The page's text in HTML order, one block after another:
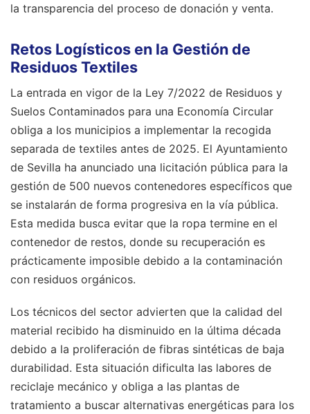
la transparencia del proceso de donación y venta.
Retos Logísticos en la Gestión de
Residuos Textiles
La entrada en vigor de la Ley 7/2022 de Residuos y
Suelos Contaminados para una Economía Circular
obliga a los municipios a implementar la recogida
separada de textiles antes de 2025. El Ayuntamiento
de Sevilla ha anunciado una licitación pública para la
gestión de 500 nuevos contenedores específicos que
se instalarán de forma progresiva en la vía pública.
Esta medida busca evitar que la ropa termine en el
contenedor de restos, donde su recuperación es
prácticamente imposible debido a la contaminación
con residuos orgánicos.
Los técnicos del sector advierten que la calidad del
material recibido ha disminuido en la última década
debido a la proliferación de fibras sintéticas de baja
durabilidad. Esta situación dificulta las labores de
reciclaje mecánico y obliga a las plantas de
tratamiento a buscar alternativas energéticas para los